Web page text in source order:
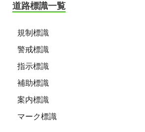
道路標識一覧
規制標識
警戒標識
指示標識
補助標識
案内標識
マーク標識